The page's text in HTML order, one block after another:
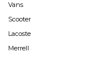
Vans
Scooter
Lacoste
Merrell